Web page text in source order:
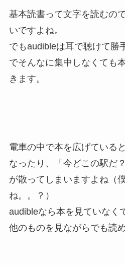
基本読書って文字を読むの
いですよね。
でもaudibleは耳で聴けて勝
でそんなに集中しなくても
きます。
電車の中で本を広げている
なったり、「今どこの駅だ
が散ってしまいますよね（
ね。。？）
audibleなら本を見ていなく
他のものを見ながらでも読め